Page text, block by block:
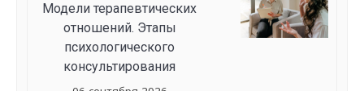
Модели терапевтических
отношений. Этапы
психологического
консультирования